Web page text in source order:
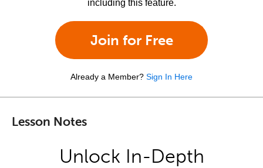
including this feature.
Join for Free
Already a Member? Sign In Here
Lesson Notes
Unlock In-Depth